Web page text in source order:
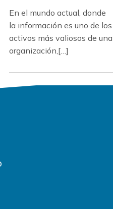
En el mundo actual, donde
la información es uno de los
activos más valiosos de una
organización,[…]